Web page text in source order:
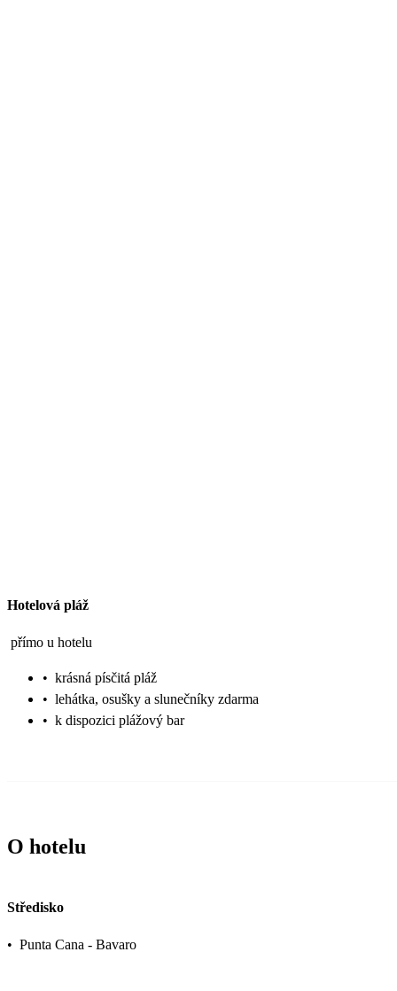
Hotelová pláž
přímo u hotelu
• krásná písčitá pláž
• lehátka, osušky a slunečníky zdarma
• k dispozici plážový bar
O hotelu
Středisko
• Punta Cana - Bavaro